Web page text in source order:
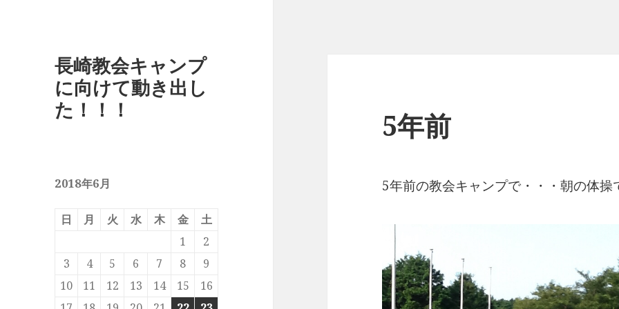
長崎教会キャンプ
に向けて動き出し
た！！！
2018年6月
日 月 火 水 木 金
土
1
2
3
4 5 6 7 8
9
10
11 12 13 14 15
16
5年前
5年前の教会キャンプで・・・朝の体操